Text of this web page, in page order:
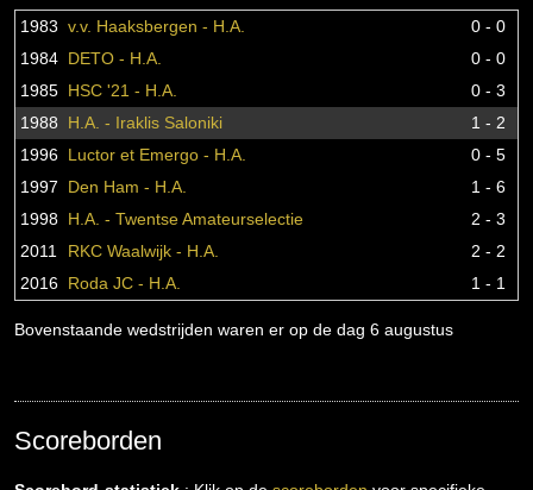
1983 v.v. Haaksbergen - H.A.
0 - 0
1984 DETO - H.A.
0 - 0
1985 HSC '21 - H.A.
0 - 3
1988
H.A. - Iraklis Saloniki
1 - 2
1996 Luctor et Emergo - H.A.
0 - 5
1997
Den Ham - H.A.
1 - 6
1998 H.A. - Twentse Amateurselectie
2 - 3
2011
RKC Waalwijk - H.A.
2 - 2
2016 Roda JC - H.A. 1 - 1
Bovenstaande wedstrijden waren er op de dag 6 augustus
Scoreborden